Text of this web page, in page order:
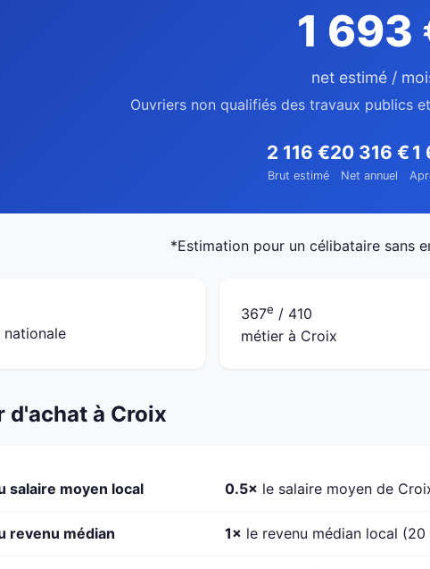
1 693
net estimé /
Ouvriers non qualifiés des travaux publics
2 116 €
Brut estimé
20 316 €
Net annuel
1
*Estimation pour un célibataire sans
nationale
367e / 410
métier à Croix
d'achat à Croix
salaire moyen local 0.5× le salaire moyen de
revenu médian 1× le revenu médian local